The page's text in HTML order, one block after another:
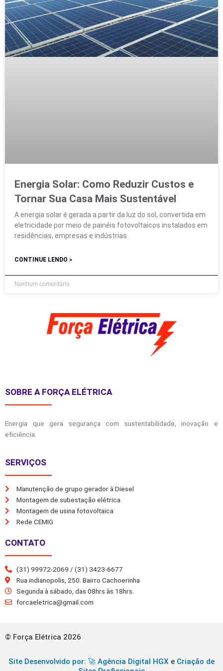
Energia Solar: Como Reduzir Custos e
Tornar Sua Casa Mais Sustentável
A energia solar é gerada a partir da luz do sol, convertida em
eletricidade por meio de painéis fotovoltaicos instalados em
residências, empresas e indústrias.
CONTINUE LENDO »
Nenhum comentário
SOBRE A FORÇA ELÉTRICA
Energia que gera segurança com sustentabilidade, inovação e
eficiência.
SERVIÇOS
Manutenção de grupo gerador à Diesel
Montagem de subestação elétrica
Montagem de usina fotovoltaica
Rede CEMIG
CONTATO
(31) 99972-2069 / (31) 3423-6677
Rua indianopolis, 250. Bairro Cachoerinha
Segunda à sábado, das 08hrs às 18hrs.
forcaeletrica@gmail.com
© Força Elétrica 2026
Site Desenvolvido por: 🚀 Agência Digital HGX e Criação de